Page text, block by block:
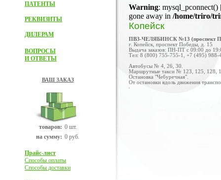
ПАТЕНТЫ
РЕКВИЗИТЫ
ДИЛЕРАМ
ВОПРОСЫ
И ОТВЕТЫ
ВАШ ЗАКАЗ
товаров: 0 шт.
на сумму: 0 руб.
Прайс-лист
Способы оплаты
Способы доставки
Warning: mysql_pconnect()
gone away in /home/triro/
Копейск
ПВЗ-ЧЕЛЯБИНСК №13 (проспект
г. Копейск, проспект Победы, д. 15
Выдача заказов: ПН-ПТ с 09:00 до
Тел: 8 (800) 755-755-1, +7 (495)
Автобусы № 4, 26, 30.
Маршрутные такси № 123, 125, 128,
Остановка "Чебуречная".
От остановки вдоль движения